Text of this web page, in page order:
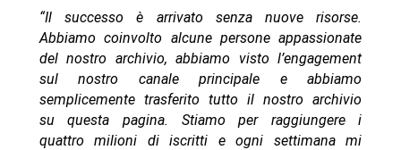
“Il successo è arrivato senza nuove risorse.
Abbiamo coinvolto alcune persone appassionate
del nostro archivio, abbiamo visto l’engagement
sul nostro canale principale e abbiamo
semplicemente trasferito tutto il nostro archivio
su questa pagina. Stiamo per raggiungere i
quattro milioni di iscritti e ogni settimana mi